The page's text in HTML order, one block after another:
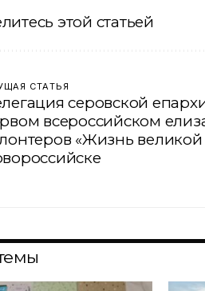
этой статьей
СТАТЬЯ
серовской
всероссийском
«Жизнь